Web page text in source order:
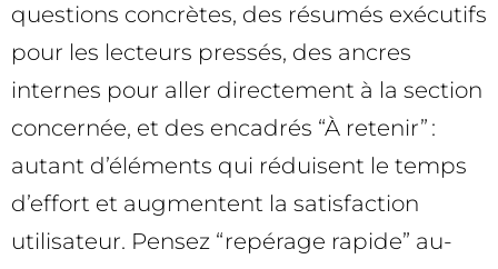
questions concrètes, des résumés exécutifs
pour les lecteurs pressés, des ancres
internes pour aller directement à la section
concernée, et des encadrés “À retenir” :
autant d’éléments qui réduisent le temps
d’effort et augmentent la satisfaction
utilisateur. Pensez “repérage rapide” au-